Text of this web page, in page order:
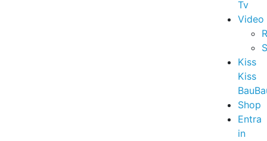
Tv
Video
Kiss
Kiss
Shop
Entra
in